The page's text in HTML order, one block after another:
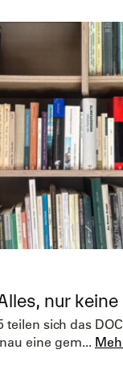
nur keine
teilen sich das
eine gem...